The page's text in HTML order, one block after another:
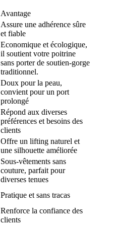
Avantage
Assure une adhérence sûre
et fiable
Economique et écologique,
il soutient votre poitrine
sans porter de soutien-gorge
traditionnel.
Doux pour la peau,
convient pour un port
prolongé
Répond aux diverses
préférences et besoins des
clients
Offre un lifting naturel et
une silhouette améliorée
Sous-vêtements sans
couture, parfait pour
diverses tenues
Pratique et sans tracas
Renforce la confiance des
clients